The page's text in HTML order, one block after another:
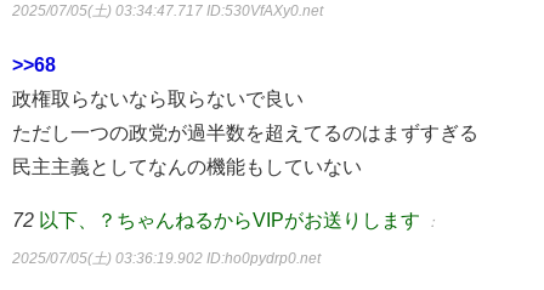
2025/07/05(土) 03:34:47.717 ID:530VfAXy0.net
>>68
政権取らないなら取らないで良い
ただし一つの政党が過半数を超えてるのはまずすぎる
民主主義としてなんの機能もしていない
72 以下、？ちゃんねるからVIPがお送りします ：
2025/07/05(土) 03:36:19.902 ID:ho0pydrp0.net